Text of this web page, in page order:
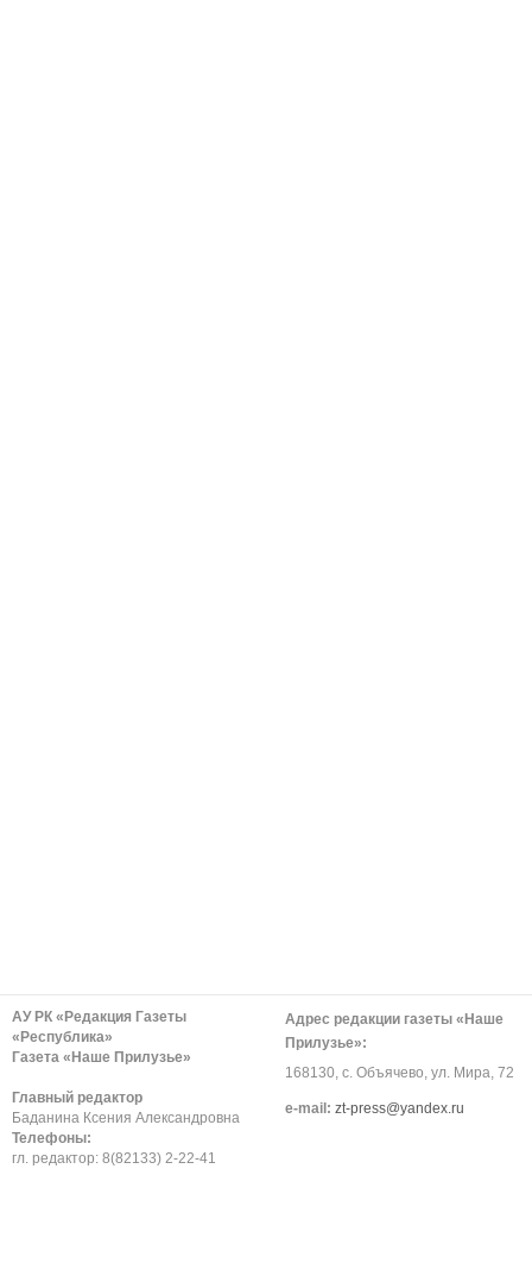
АУ РК «Редакция Газеты
«Республика»
Газета «Наше Прилузье»
Главный редактор
Баданина Ксения Александровна
Телефоны:
гл. редактор: 8(82133) 2-22-41
Адрес редакции газеты «Наше
Прилузье»:
168130, с. Объячево, ул. Мира, 72
е-mail: zt-press@yandex.ru